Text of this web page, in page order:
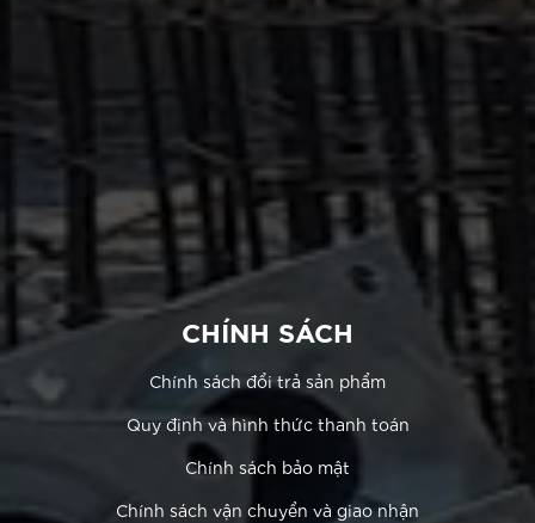
CHÍNH SÁCH
Chính sách đổi trả sản phẩm
Quy định và hình thức thanh toán
Chính sách bảo mật
Chính sách vận chuyển và giao nhận